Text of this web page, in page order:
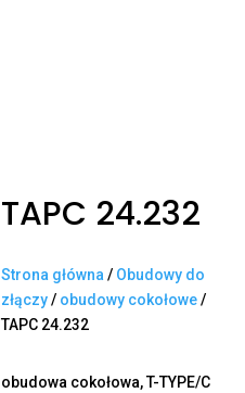
TAPC 24.232
Strona główna / Obudowy do
złączy/ obudowy cokołowe/
TAPC 24.232
obudowa cokołowa, T-TYPE/C